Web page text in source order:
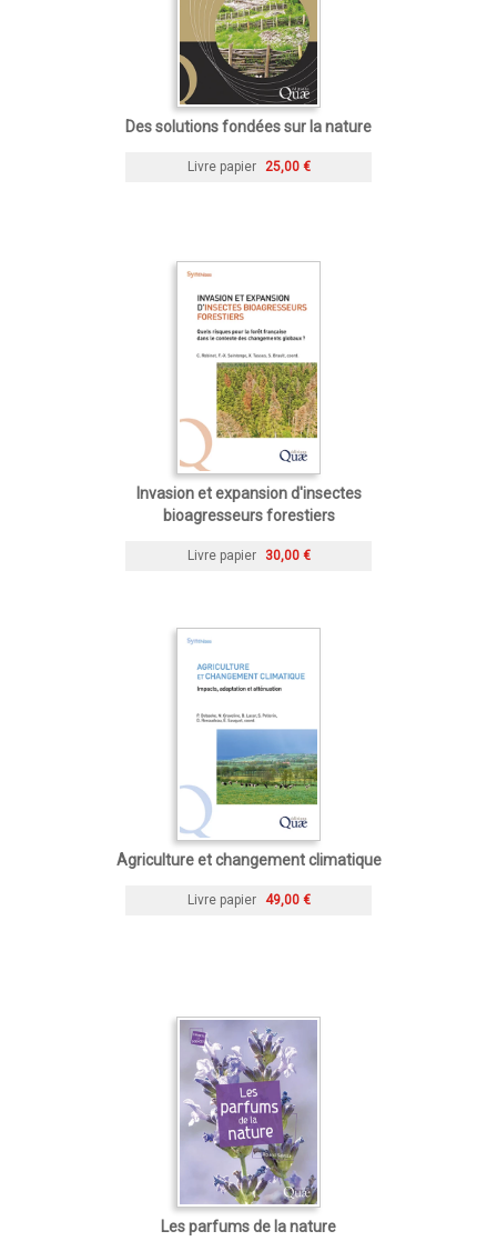
Des solutions fondées sur la nature
Livre papier 25,00 €
Invasion et expansion d'insectes
bioagresseurs forestiers
Livre papier 30,00 €
Agriculture et changement climatique
Livre papier 49,00 €
Les parfums de la nature